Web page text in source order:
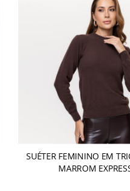
SUÉTER FEMININO EM
MARROM